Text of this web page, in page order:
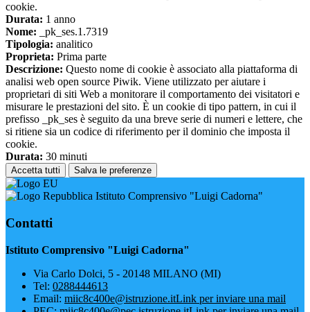
cookie.
Durata: 1 anno
Nome: _pk_ses.1.7319
Tipologia: analitico
Proprieta: Prima parte
Descrizione: Questo nome di cookie è associato alla piattaforma di
analisi web open source Piwik. Viene utilizzato per aiutare i
proprietari di siti Web a monitorare il comportamento dei visitatori e
misurare le prestazioni del sito. È un cookie di tipo pattern, in cui il
prefisso _pk_ses è seguito da una breve serie di numeri e lettere, che
si ritiene sia un codice di riferimento per il dominio che imposta il
cookie.
Durata: 30 minuti
Accetta tutti Salva le preferenze
Istituto Comprensivo "Luigi Cadorna"
Contatti
Istituto Comprensivo "Luigi Cadorna"
Via Carlo Dolci, 5 - 20148 MILANO (MI)
Tel: 0288444613
Email: miic8c400e@istruzione.itLink per inviare una mail